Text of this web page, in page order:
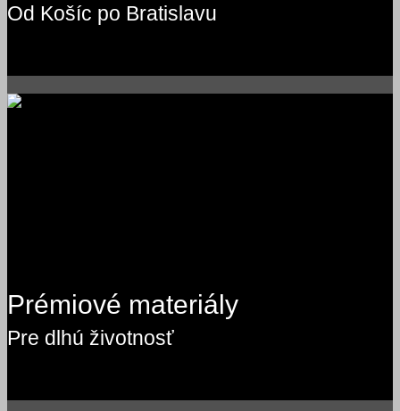
Od Košíc po Bratislavu
Prémiové materiály
Pre dlhú životnosť